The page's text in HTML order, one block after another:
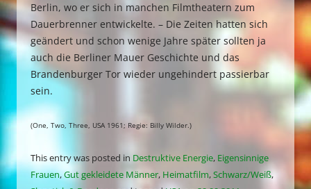
Berlin, wo er sich in manchen Filmtheatern zum
Dauerbrenner entwickelte. – Die Zeiten hatten sich
geändert und schon wenige Jahre später sollten ja
auch die Berliner Mauer Geschichte und das
Brandenburger Tor wieder ungehindert passierbar
sein.
(One, Two, Three, USA 1961; Regie: Billy Wilder.)
This entry was posted in Destruktive Energie, Eigensinnige
Frauen,Gut gekleidete Männer, Heimatfilm,Schwarz/Weiß,